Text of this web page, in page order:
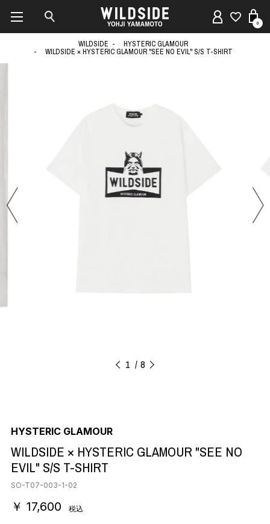
0
WILDSIDE
HYSTERIC GLAMOUR
WILDSIDE × HYSTERIC GLAMOUR "SEE NO EVIL" S/S T-SHIRT
1 8
HYSTERIC GLAMOUR
WILDSIDE × HYSTERIC GLAMOUR "SEE NO
EVIL" S/S T-SHIRT
SO-T07-003-1-02
￥ 17,600 税込